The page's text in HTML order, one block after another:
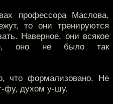
профессора Маслова.
то они тренируются
Наверное, они всякое
оно не было так
что формализовано. Не
фу, духом у-шу.